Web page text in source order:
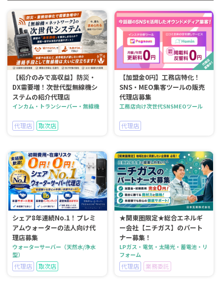
【紹介のみで高収益】防災・
DX需要増！次世代型無線機シ
ステムの紹介代理店
インカム・トランシーバー・無線機
代理店 取次店
【加盟金0円】工務店特化！
SNS・MEO集客ツールの販売
代理店募集
工務店向け次世代SNSMEOツール
代理店
シェア8年連続No.1！プレミ
アムウォーターの法人向け代
理店募集
ウォーターサーバー（天然水/浄水
型）
代理店 取次店
★関東圏限定★総合エネルギ
ー会社【ニチガス】のパート
ナー募集！
LPガス・電気・太陽光・蓄電池・リ
フォーム
代理店 業務委託